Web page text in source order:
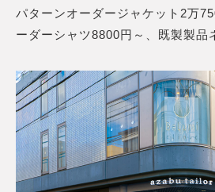
パターンオーダージャケット2万
ーダーシャツ8800円～、既製製品